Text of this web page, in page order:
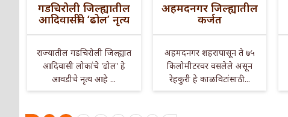
गडचिरोली जिल्ह्यातील
आदिवासींचे ‘ढोल’ नृत्य
राज्यातील गडचिरोली जिल्ह्यात
आदिवासी लोकांचे 'ढोल' हे
आवडीचे नृत्य आहे ...
अहमदनगर जिल्ह्यातील
कर्जत
अहमदनगर शहरापासून ते ७५
किलोमीटरवर वसलेले असून
रेहकुरी हे काळविटांसाठी ...